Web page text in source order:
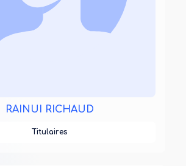
RAINUI RICHAUD
Titulaires